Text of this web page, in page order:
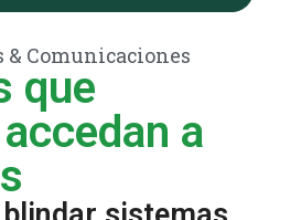
& Comunicaciones
que
a